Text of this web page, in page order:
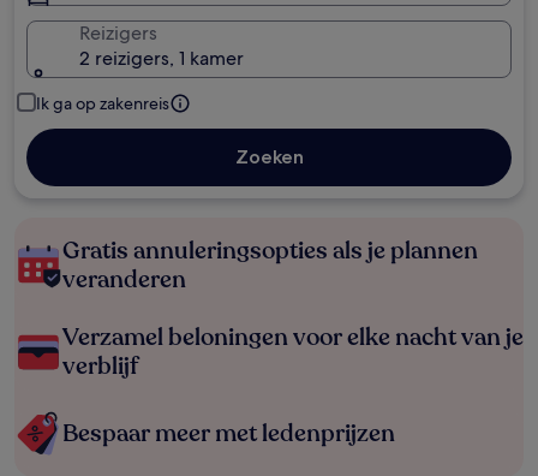
Reizigers
2 reizigers, 1 kamer
Ik ga op zakenreis
Zoeken
Gratis annuleringsopties als je plannen
veranderen
Verzamel beloningen voor elke nacht van je
verblijf
Bespaar meer met ledenprijzen